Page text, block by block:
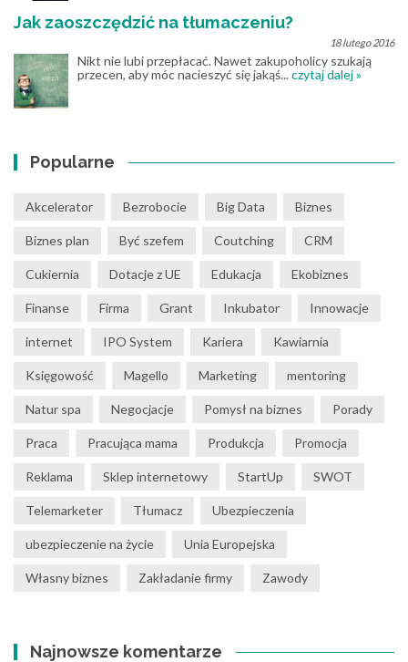
Jak zaoszczędzić na tłumaczeniu?
18 lutego 2016
Nikt nie lubi przepłacać. Nawet zakupoholicy szukają
przecen, aby móc nacieszyć się jakąś...czytaj dalej »
Popularne
Akcelerator Bezrobocie Big Data Biznes
Biznes plan Być szefem Coutching CRM
Cukiernia Dotacje z UE Edukacja Ekobiznes
Finanse Firma Grant Inkubator Innowacje
internet IPO System Kariera Kawiarnia
Księgowość Magello Marketing mentoring
Natur spa Negocjacje Pomysł na biznes Porady
Praca Pracująca mama Produkcja Promocja
Reklama Sklep internetowy StartUp SWOT
Telemarketer Tłumacz Ubezpieczenia
ubezpieczenie na życie Unia Europejska
Własny biznes Zakładanie firmy Zawody
Najnowsze komentarze